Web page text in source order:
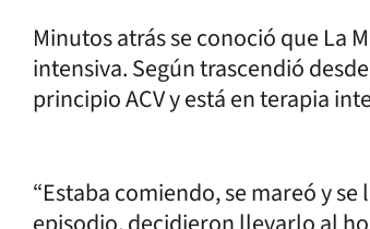
Minutos atrás se conoció que La
intensiva. Según trascendió
principio ACV y está en terapia
“Estaba comiendo, se mareó y